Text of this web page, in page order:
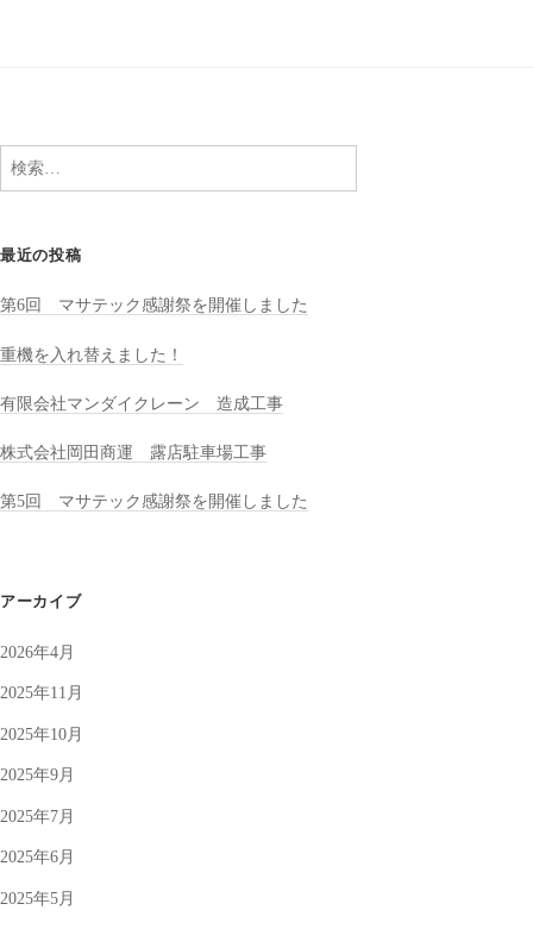
検
索:
最近の投稿
第6回 マサテック感謝祭を開催しました
重機を入れ替えました！
有限会社マンダイクレーン 造成工事
株式会社岡田商運 露店駐車場工事
第5回 マサテック感謝祭を開催しました
アーカイブ
2026年4月
2025年11月
2025年10月
2025年9月
2025年7月
2025年6月
2025年5月